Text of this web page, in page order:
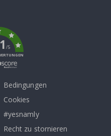
/5
Bedingungen
Cookies
#yesnamly
Recht zu stornieren